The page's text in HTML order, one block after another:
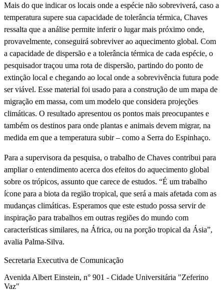
Mais do que indicar os locais onde a espécie não sobreviverá, caso a
temperatura supere sua capacidade de tolerância térmica, Chaves
ressalta que a análise permite inferir o lugar mais próximo onde,
provavelmente, conseguirá sobreviver ao aquecimento global. Com
a capacidade de dispersão e a tolerância térmica de cada espécie, o
pesquisador traçou uma rota de dispersão, partindo do ponto de
extinção local e chegando ao local onde a sobrevivência futura pode
ser viável. Esse material foi usado para a construção de um mapa de
migração em massa, com um modelo que considera projeções
climáticas. O resultado apresentou os pontos mais preocupantes e
também os destinos para onde plantas e animais devem migrar, na
medida em que a temperatura subir – como a Serra do Espinhaço.
Para a supervisora da pesquisa, o trabalho de Chaves contribui para
ampliar o entendimento acerca dos efeitos do aquecimento global
sobre os trópicos, assunto que carece de estudos. “É um trabalho
ícone para a biota da região tropical, que será a mais afetada com as
mudanças climáticas. Esperamos que este estudo possa servir de
inspiração para trabalhos em outras regiões do mundo com
características similares, na África, ou na porção tropical da Ásia”,
avalia Palma-Silva.
Secretaria Executiva de Comunicação
Avenida Albert Einstein, n° 901 - Cidade Universitária "Zeferino
Vaz"